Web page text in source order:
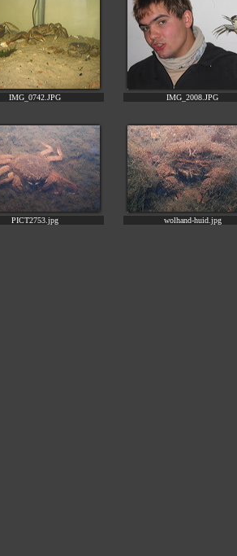
IMG_0742.JPG IMG_2008.JPG
PICT2753.jpg wolhand-huid.jpg